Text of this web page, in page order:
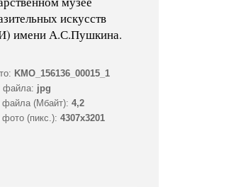
искусств
имени А.С.Пушкина.
KMO_156136_00015_1
файла: jpg
файла (Мбайт): 4,2
(пикс.): 4307x3201